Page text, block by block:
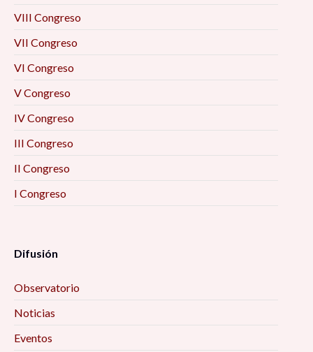
VIII Congreso
VII Congreso
VI Congreso
V Congreso
IV Congreso
III Congreso
II Congreso
I Congreso
Difusión
Observatorio
Noticias
Eventos